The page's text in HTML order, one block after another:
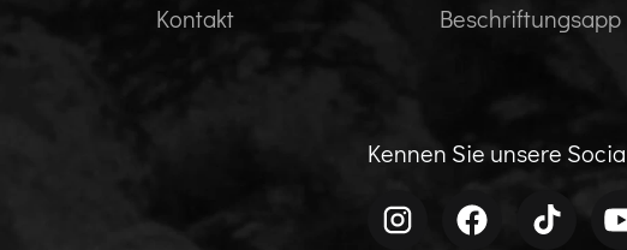
Kontakt
Beschriftungsapp
Kennen Sie unsere